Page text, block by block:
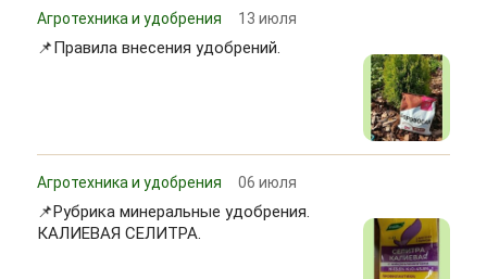
Агротехника и удобрения 13 июля
📌Правила внесения удобрений.
Агротехника и удобрения 06 июля
📌Рубрика минеральные удобрения.
КАЛИЕВАЯ СЕЛИТРА.